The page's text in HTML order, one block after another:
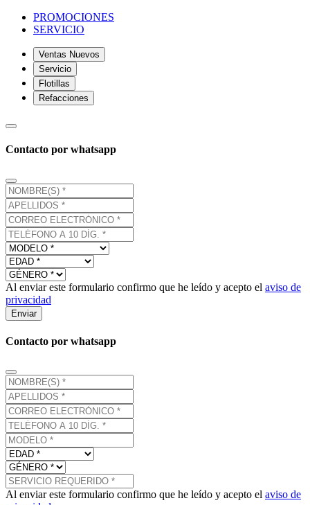
PROMOCIONES
SERVICIO
Ventas Nuevos
Servicio
Flotillas
Refacciones
Contacto por whatsapp
Al enviar este formulario confirmo que he leído y acepto el aviso de
privacidad
Enviar
Contacto por whatsapp
Al enviar este formulario confirmo que he leído y acepto el aviso de